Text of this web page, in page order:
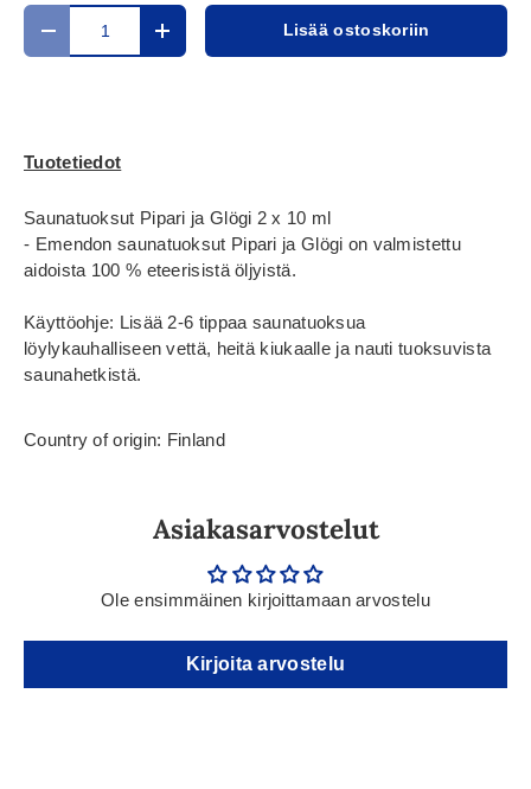
Määrä
Translation missing: fi.cart.items.decrease_quantity
Translation missing:Lisää ostoskoriin
Tuotetiedot
Saunatuoksut Pipari ja Glögi 2 x 10 ml
- Emendon saunatuoksut Pipari ja Glögi on valmistettu
aidoista 100 % eteerisistä öljyistä.
Käyttöohje: Lisää 2-6 tippaa saunatuoksua
löylykauhalliseen vettä, heitä kiukaalle ja nauti tuoksuvista
saunahetkistä.
Country of origin: Finland
Asiakasarvostelut
Ole ensimmäinen kirjoittamaan arvostelu
Kirjoita arvostelu